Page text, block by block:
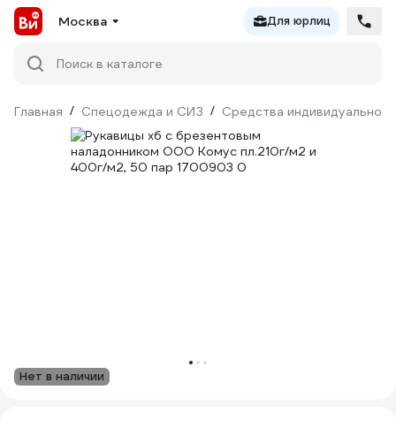
Москва Для юрлиц
Поиск в каталоге
Главная / Спецодежда и СИЗ / Средства индивидуальной
Нет в наличии